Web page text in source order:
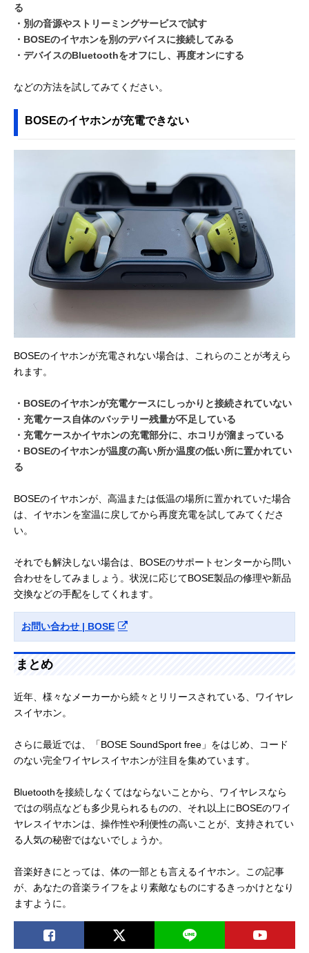
る
・別の音源やストリーミングサービスで試す
・BOSEのイヤホンを別のデバイスに接続してみる
・デバイスのBluetoothをオフにし、再度オンにする
などの方法を試してみてください。
BOSEのイヤホンが充電できない
BOSEのイヤホンが充電されない場合は、これらのことが考えら
れます。
・BOSEのイヤホンが充電ケースにしっかりと接続されていない
・充電ケース自体のバッテリー残量が不足している
・充電ケースかイヤホンの充電部分に、ホコリが溜まっている
・BOSEのイヤホンが温度の高い所か温度の低い所に置かれてい
る
BOSEのイヤホンが、高温または低温の場所に置かれていた場合
は、イヤホンを室温に戻してから再度充電を試してみてくださ
い。
それでも解決しない場合は、BOSEのサポートセンターから問い
合わせをしてみましょう。状況に応じてBOSE製品の修理や新品
交換などの手配をしてくれます。
お問い合わせ | BOSE
まとめ
近年、様々なメーカーから続々とリリースされている、ワイヤレ
スイヤホン。
さらに最近では、「BOSE SoundSport free」をはじめ、コード
のない完全ワイヤレスイヤホンが注目を集めています。
Bluetoothを接続しなくてはならないことから、ワイヤレスなら
ではの弱点なども多少見られるものの、それ以上にBOSEのワイ
ヤレスイヤホンは、操作性や利便性の高いことが、支持されてい
る人気の秘密ではないでしょうか。
音楽好きにとっては、体の一部とも言えるイヤホン。この記事
が、あなたの音楽ライフをより素敵なものにするきっかけとなり
ますように。